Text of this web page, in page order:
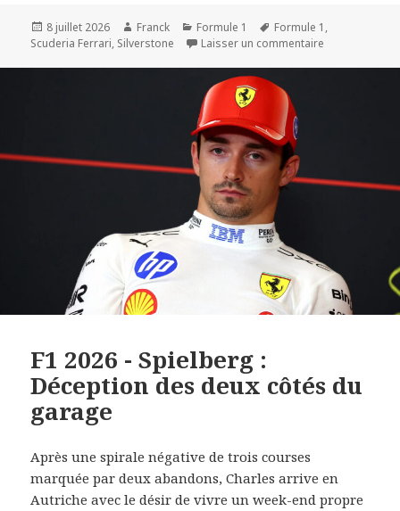
Publié
le
8 juillet 2026 Auteur
Franck Catégories
Formule 1
Mots-
clés
Formule 1 ,
Scuderia Ferrari, Silverstone Laisser un commentaire
F1 2026 - Spielberg :
Déception des deux côtés du
garage
Après une spirale négative de trois courses
marquée par deux abandons, Charles arrive en
Autriche avec le désir de vivre un week-end propre